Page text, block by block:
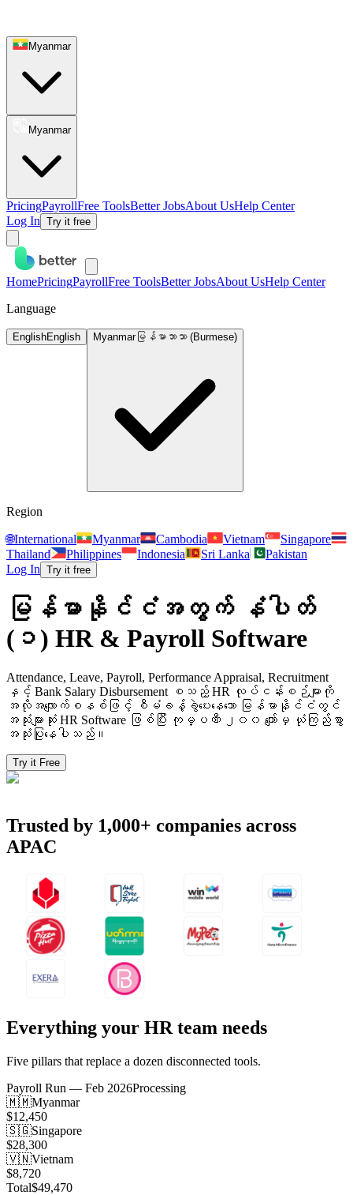
Myanmar
Myanmar
PricingPayrollFree ToolsBetter JobsAbout UsHelp Center
Log In Try it free
HomePricingPayrollFree ToolsBetter JobsAbout UsHelp Center
Language
EnglishEnglish Myanmarမြန်မာဘာသာ (Burmese)
Region
🌐International Myanmar Cambodia Vietnam
Singapore
Thailand
Philippines Indonesia Sri Lanka
Pakistan
Log In Try it free
မြန်မာနိုင်ငံအတွက် နံပါတ်
(၁) HR & Payroll Software
Attendance, Leave, Payroll, Performance Appraisal, Recruitment
နှင့် Bank Salary Disbursement စသည့် HR လုပ်ငန်းစဉ်များကို
အလိုအလျောက်စနစ်ဖြင့် စီမံခန့်ခွဲပေးနေသော မြန်မာနိုင်ငံတွင်
အသုံးများဆုံး HR Software ဖြစ်ပြီး ကုမ္ပဏီ ၂၀၀ ကျော်မှ ယုံကြည်စွာ
အသုံးပြုနေပါသည်။
Try it Free
Trusted by 1,000+ companies across
APAC
Everything your HR team needs
Five pillars that replace a dozen disconnected tools.
Payroll Run — Feb 2026Processing
🇲🇲Myanmar
$12,450
🇸🇬Singapore
$28,300
🇻🇳Vietnam
$8,720
Total$49,470